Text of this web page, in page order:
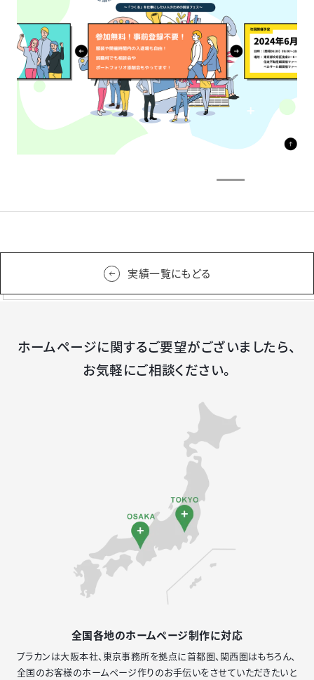
実績一覧にもどる
ホームページに関するご要望がございましたら、
お気軽にご相談ください。
全国各地のホームページ制作に対応
プラカンは大阪本社、東京事務所を拠点に首都圏、関西圏はもちろん、
全国のお客様のホームページ作りのお手伝いをさせていただきたいと